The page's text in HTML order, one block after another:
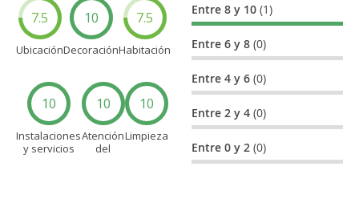
7.5
Ubicación
10
Decoración
7.5
Habitación
10
Instalaciones
y servicios
10
Atención
del
10
Limpieza
Entre 8 y 10(1)
Entre 6 y 8(0)
Entre 4 y 6(0)
Entre 2 y 4(0)
Entre 0 y 2(0)